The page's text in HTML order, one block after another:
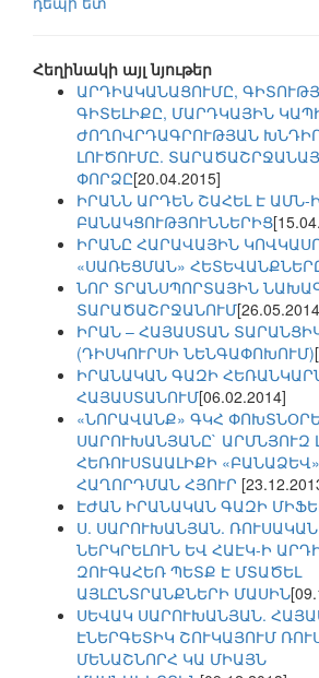
Հեղինակի այլ նյութեր
ԱՐԴԻԱԿԱՆԱՑՈՒՄԸ,
ԳԻՏԵԼԻՔԸ, ՄԱՐԴԿԱՅԻՆ
ԺՈՂՈՎՐԴԱԳՐՈՒԹՅԱՆ
ԼՈՒԾՈՒՄԸ.
ՓՈՐՁԸ[20.04.2015]
ԻՐԱՆՆ ԱՐԴԵՆ ՇԱՀԵԼ Է ԱՄՆ-
ԲԱՆԱԿՑՈՒԹՅՈՒՆՆԵՐԻՑ
ԻՐԱՆԸ ՀԱՐԱՎԱՅԻՆ
«ՍԱՌԵՑՄԱՆ»
ՆՈՐ ՏՐԱՆՍՊՈՐՏԱՅԻՆ
ՏԱՐԱԾԱՇՐՋԱՆՈՒՄ
ԻՐԱՆ – ՀԱՅԱՍՏԱՆ
(ԴԻՍԿՈՒՐՍԻ ՆԵՆԳԱՓՈԽՈՒՄ)
ԻՐԱՆԱԿԱՆ ԳԱԶԻ
ՀԱՅԱՍՏԱՆՈՒՄ[06.02.2014]
«ՆՈՐԱՎԱՆՔ» ԳԿՀ
ՍԱՐՈՒԽԱՆՅԱՆԸ` ԱՐՄՆՅՈՒԶ
ՀԵՌՈՒՍՏԱԱԼԻՔԻ
ՀԱՂՈՐԴՄԱՆ ՀՅՈՒՐ
ԷԺԱՆ ԻՐԱՆԱԿԱՆ ԳԱԶԻ
Ս. ՍԱՐՈՒԽԱՆՅԱՆ.
ՆԵՐԿՐԵԼՈՒՆ ԵՎ ՀԱԷԿ-Ի
ԶՈՒԳԱՀԵՌ ՊԵՏՔ Է ՄՏԱԾԵԼ
ԱՅԼԸՆՏՐԱՆՔՆԵՐԻ ՄԱՍԻՆ
ՍԵՎԱԿ ՍԱՐՈՒԽԱՆՅԱՆ.
ԷՆԵՐԳԵՏԻԿ ՇՈՒԿԱՅՈՒՄ
ՄԵՆԱՇՆՈՐՀ ԿԱ ՄԻԱՅՆ